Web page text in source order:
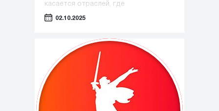
касается отраслей, где
оборудование играет ключевую роль
промышленность.
02.10.2025